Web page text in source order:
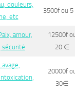
douleurs,
etc
3500f ou 5
amour,
sécurité
12500f
20 ∈
20000f
30∈